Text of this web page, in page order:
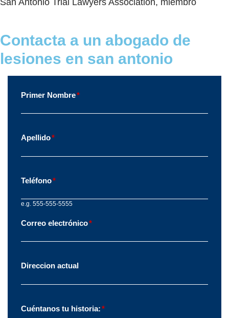
San Antonio Trial Lawyers Association, miembro
Contacta a un abogado de
lesiones en san antonio